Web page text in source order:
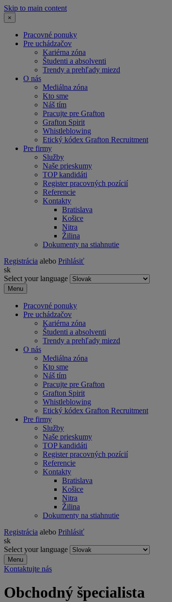
Skip to main content
×
Pracovné ponuky
Pre uchádzačov
Kariérna zóna
Študenti a absolventi
Trendy a prehľady miezd
O nás
Mediálna zóna
Kto sme
Náš tím
Pracujte pre Grafton
Grafton Spirit
Whistleblowing
Etický kódex Grafton Recruitment
Pre firmy
Služby
Naše prieskumy
TOP kandidáti
Register pracovných pozícií
Referencie
Kontakty
Bratislava
Košice
Nitra
Žilina
Dokumenty na stiahnutie
Registrácia alebo Prihlásiť
sk
Select your language
Menu
Pracovné ponuky
Pre uchádzačov
Kariérna zóna
Študenti a absolventi
Trendy a prehľady miezd
O nás
Mediálna zóna
Kto sme
Náš tím
Pracujte pre Grafton
Grafton Spirit
Whistleblowing
Etický kódex Grafton Recruitment
Pre firmy
Služby
Naše prieskumy
TOP kandidáti
Register pracovných pozícií
Referencie
Kontakty
Bratislava
Košice
Nitra
Žilina
Dokumenty na stiahnutie
Registrácia alebo Prihlásiť
sk
Select your language
Menu
Kontaktujte nás
Obchodný špecialista